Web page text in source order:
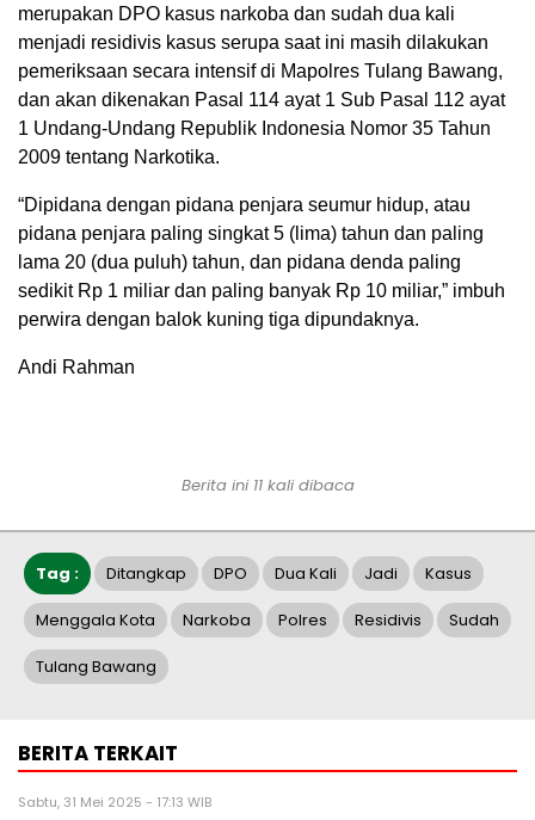
merupakan DPO kasus narkoba dan sudah dua kali
menjadi residivis kasus serupa saat ini masih dilakukan
pemeriksaan secara intensif di Mapolres Tulang Bawang,
dan akan dikenakan Pasal 114 ayat 1 Sub Pasal 112 ayat
1 Undang-Undang Republik Indonesia Nomor 35 Tahun
2009 tentang Narkotika.
“Dipidana dengan pidana penjara seumur hidup, atau
pidana penjara paling singkat 5 (lima) tahun dan paling
lama 20 (dua puluh) tahun, dan pidana denda paling
sedikit Rp 1 miliar dan paling banyak Rp 10 miliar,” imbuh
perwira dengan balok kuning tiga dipundaknya.
Andi Rahman
Berita ini 11 kali dibaca
Tag : Ditangkap DPO Dua Kali Jadi Kasus
Menggala Kota Narkoba Polres Residivis Sudah
Tulang Bawang
BERITA TERKAIT
Sabtu, 31 Mei 2025 - 17:13 WIB